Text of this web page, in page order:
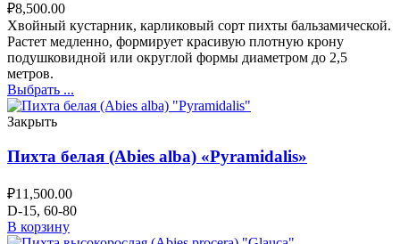
₽8,500.00
Хвойный кустарник, карликовый сорт пихты бальзамической.
Растет медленно, формирует красивую плотную крону
подушковидной или округлой формы диаметром до 2,5
метров.
Выбрать ...
Закрыть
Пихта белая (Abies alba) «Pyramidalis»
₽11,500.00
D-15, 60-80
В корзину